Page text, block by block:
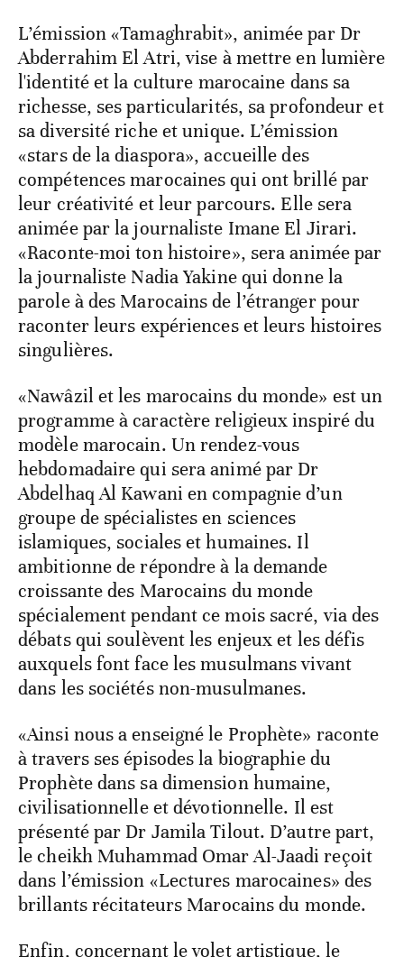
L’émission «Tamaghrabit», animée par Dr
Abderrahim El Atri, vise à mettre en lumière
l'identité et la culture marocaine dans sa
richesse, ses particularités, sa profondeur et
sa diversité riche et unique. L’émission
«stars de la diaspora», accueille des
compétences marocaines qui ont brillé par
leur créativité et leur parcours. Elle sera
animée par la journaliste Imane El Jirari.
«Raconte-moi ton histoire», sera animée par
la journaliste Nadia Yakine qui donne la
parole à des Marocains de l’étranger pour
raconter leurs expériences et leurs histoires
singulières.
«Nawâzil et les marocains du monde» est un
programme à caractère religieux inspiré du
modèle marocain. Un rendez-vous
hebdomadaire qui sera animé par Dr
Abdelhaq Al Kawani en compagnie d’un
groupe de spécialistes en sciences
islamiques, sociales et humaines. Il
ambitionne de répondre à la demande
croissante des Marocains du monde
spécialement pendant ce mois sacré, via des
débats qui soulèvent les enjeux et les défis
auxquels font face les musulmans vivant
dans les sociétés non-musulmanes.
«Ainsi nous a enseigné le Prophète» raconte
à travers ses épisodes la biographie du
Prophète dans sa dimension humaine,
civilisationnelle et dévotionnelle. Il est
présenté par Dr Jamila Tilout. D’autre part,
le cheikh Muhammad Omar Al-Jaadi reçoit
dans l’émission «Lectures marocaines» des
brillants récitateurs Marocains du monde.
Enfin, concernant le volet artistique, le